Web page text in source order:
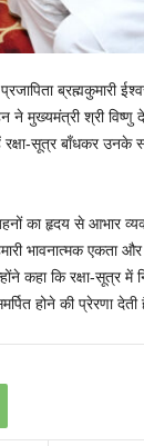
ब्रह्मकुमारी
ने मुख्यमंत्री श्री
सूत्र बाँधकर उनके
का हृदय से आभार
भावनात्मक एकता
कहा कि रक्षा-सूत्र में
होने की प्रेरणा देती